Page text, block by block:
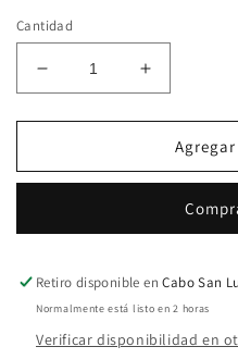
Cantidad
Reducir
cantidad
para
Compacta
Pulg.
CED
40
Cementar
Aumentar
cantidad
para
Válvula
Compacta
Pulg.
CED
40
Cementar
Retiro disponible enCabo San
Normalmente está listo en 2 horas
Verificar disponibilidad en